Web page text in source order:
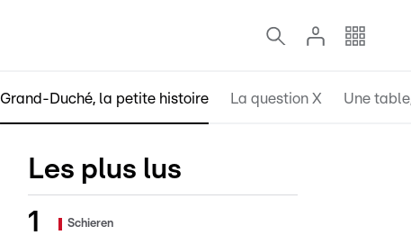
Grand-Duché, la petite histoire La question X Une
Les plus lus
Schieren